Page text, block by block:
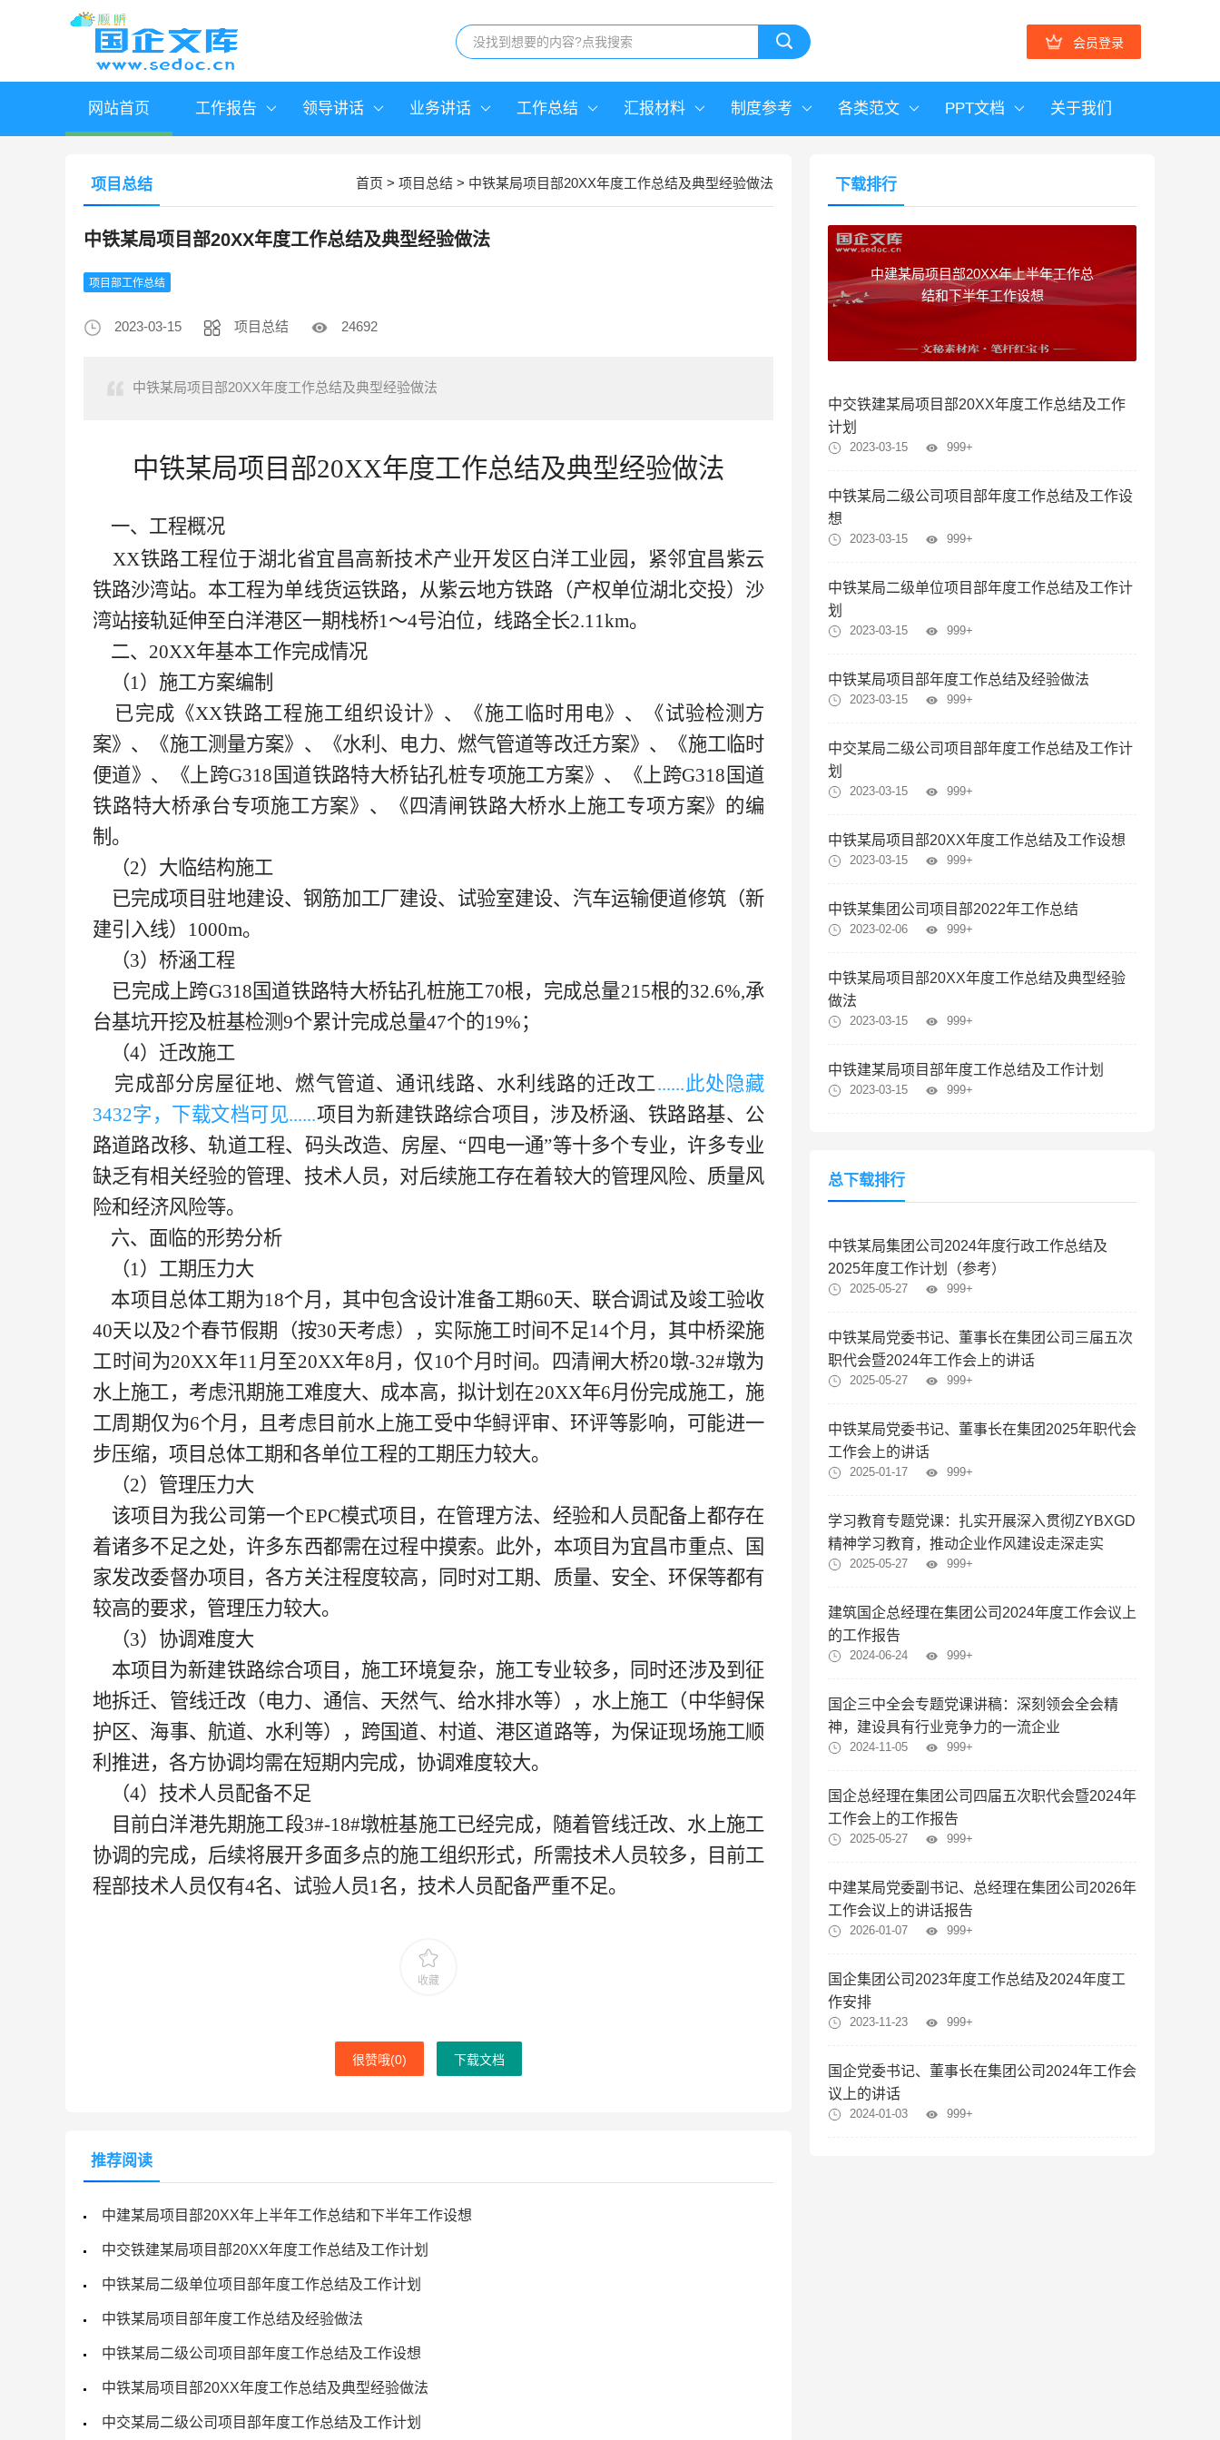
会员登录
网站首页 工作报告 领导讲话 业务讲话 工作总结 汇报材料 制度参考 各类范文 PPT文档 关于我们
首页 > 项目总结 > 中铁某局项目部20XX年度工作总结及典型经验做法
项目总结
中铁某局项目部20XX年度工作总结及典型经验做法
项目部工作总结
2023-03-15 项目总结 24692
中铁某局项目部20XX年度工作总结及典型经验做法
中铁某局项目部20XX年度工作总结及典型经验做法
一、工程概况
XX铁路工程位于湖北省宜昌高新技术产业开发区白洋工业园，紧邻宜昌紫云
铁路沙湾站。本工程为单线货运铁路，从紫云地方铁路（产权单位湖北交投）沙
湾站接轨延伸至白洋港区一期栈桥1～4号泊位，线路全长2.11km。
二、20XX年基本工作完成情况
（1）施工方案编制
已完成《XX铁路工程施工组织设计》、《施工临时用电》、《试验检测方
案》、《施工测量方案》、《水利、电力、燃气管道等改迁方案》、《施工临时
便道》、《上跨G318国道铁路特大桥钻孔桩专项施工方案》、《上跨G318国道
铁路特大桥承台专项施工方案》、《四清闸铁路大桥水上施工专项方案》的编
制。
（2）大临结构施工
已完成项目驻地建设、钢筋加工厂建设、试验室建设、汽车运输便道修筑（新
建引入线） 1000m。
（3）桥涵工程
已完成上跨G318国道铁路特大桥钻孔桩施工70根，完成总量215根的32.6%,承
台基坑开挖及桩基检测9个累计完成总量47个的19%；
（4）迁改施工
完成部分房屋征地、燃气管道、通讯线路、水利线路的迁改工......此处隐藏
3432字，下载文档可见......项目为新建铁路综合项目，涉及桥涵、铁路路基、公
路道路改移、轨道工程、码头改造、房屋、“四电一通”等十多个专业，许多专业
缺乏有相关经验的管理、技术人员，对后续施工存在着较大的管理风险、质量风
险和经济风险等。
六、面临的形势分析
（1）工期压力大
本项目总体工期为18个月，其中包含设计准备工期60天、联合调试及竣工验收
40天以及2个春节假期（按30天考虑），实际施工时间不足14个月，其中桥梁施
工时间为20XX年11月至20XX年8月，仅10个月时间。四清闸大桥20墩-32#墩为
水上施工，考虑汛期施工难度大、成本高，拟计划在20XX年6月份完成施工，施
工周期仅为6个月，且考虑目前水上施工受中华鲟评审、环评等影响，可能进一
步压缩，项目总体工期和各单位工程的工期压力较大。
（2）管理压力大
该项目为我公司第一个EPC模式项目，在管理方法、经验和人员配备上都存在
着诸多不足之处，许多东西都需在过程中摸索。此外，本项目为宜昌市重点、国
家发改委督办项目，各方关注程度较高，同时对工期、质量、安全、环保等都有
较高的要求，管理压力较大。
（3）协调难度大
本项目为新建铁路综合项目，施工环境复杂，施工专业较多，同时还涉及到征
地拆迁、管线迁改（电力、通信、天然气、给水排水等），水上施工（中华鲟保
护区、海事、航道、水利等），跨国道、村道、港区道路等，为保证现场施工顺
利推进，各方协调均需在短期内完成，协调难度较大。
（4）技术人员配备不足
目前白洋港先期施工段3#-18#墩桩基施工已经完成，随着管线迁改、水上施工
协调的完成，后续将展开多面多点的施工组织形式，所需技术人员较多，目前工
程部技术人员仅有4名、试验人员1名，技术人员配备严重不足。
收藏
很赞哦(0) 下载文档
推荐阅读
中建某局项目部20XX年上半年工作总结和下半年工作设想
中交铁建某局项目部20XX年度工作总结及工作计划
中铁某局二级单位项目部年度工作总结及工作计划
中铁某局项目部年度工作总结及经验做法
中铁某局二级公司项目部年度工作总结及工作设想
中铁某局项目部20XX年度工作总结及典型经验做法
中交某局二级公司项目部年度工作总结及工作计划
下载排行
中建某局项目部20XX年上半年工作总
结和下半年工作设想
中交铁建某局项目部20XX年度工作总结及工作
计划
2023-03-15 999+
中铁某局二级公司项目部年度工作总结及工作设
想
2023-03-15 999+
中铁某局二级单位项目部年度工作总结及工作计
划
2023-03-15 999+
中铁某局项目部年度工作总结及经验做法
2023-03-15 999+
中交某局二级公司项目部年度工作总结及工作计
划
2023-03-15 999+
中铁某局项目部20XX年度工作总结及工作设想
2023-03-15 999+
中铁某集团公司项目部2022年工作总结
2023-02-06 999+
中铁某局项目部20XX年度工作总结及典型经验
做法
2023-03-15 999+
中铁建某局项目部年度工作总结及工作计划
2023-03-15 999+
总下载排行
中铁某局集团公司2024年度行政工作总结及
2025年度工作计划（参考）
2025-05-27 999+
中铁某局党委书记、董事长在集团公司三届五次
职代会暨2024年工作会上的讲话
2025-05-27 999+
中铁某局党委书记、董事长在集团2025年职代会
工作会上的讲话
2025-01-17 999+
学习教育专题党课：扎实开展深入贯彻ZYBXGD
精神学习教育，推动企业作风建设走深走实
2025-05-27 999+
建筑国企总经理在集团公司2024年度工作会议上
的工作报告
2024-06-24 999+
国企三中全会专题党课讲稿：深刻领会全会精
神，建设具有行业竞争力的一流企业
2024-11-05 999+
国企总经理在集团公司四届五次职代会暨2024年
工作会上的工作报告
2025-05-27 999+
中建某局党委副书记、总经理在集团公司2026年
工作会议上的讲话报告
2026-01-07 999+
国企集团公司2023年度工作总结及2024年度工
作安排
2023-11-23 999+
国企党委书记、董事长在集团公司2024年工作会
议上的讲话
2024-01-03 999+